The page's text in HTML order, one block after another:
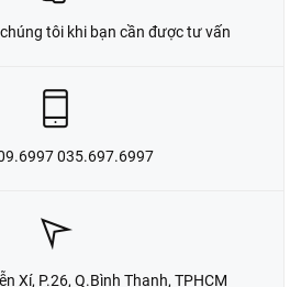
tôi khi bạn cần được tư vấn
035.697.6997
Xí, P.26, Q.Bình Thạnh, TPHCM